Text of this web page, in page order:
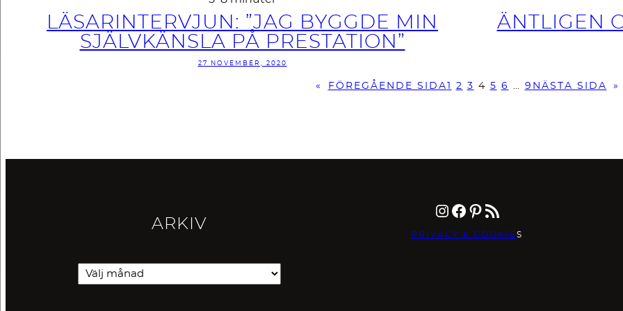
LÄSARINTERVJUN: ”JAG BYGGDE MIN
SJÄLVKÄNSLA PÅ PRESTATION”
27 NOVEMBER, 2020
ÄNTLIGEN
« FÖREGÅENDE SIDA 2 3 4 5 6 … 9 NÄSTA SIDA »
ARKIV
Instagram Facebook Pinterest RSS-flöde
PRIVACY & COOKIES